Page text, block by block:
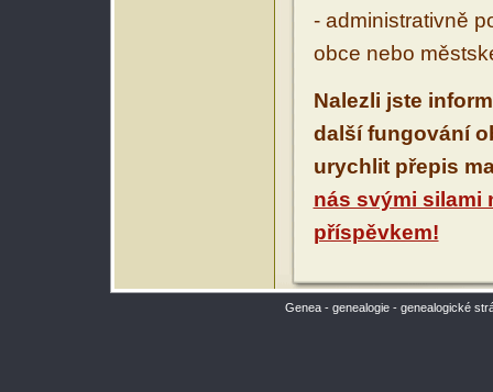
- administrativně
obce nebo
Nalezli jste
další fungování
urychlit přepis
nás svými silami
příspěvkem!
Genea - genealogie - genealogické